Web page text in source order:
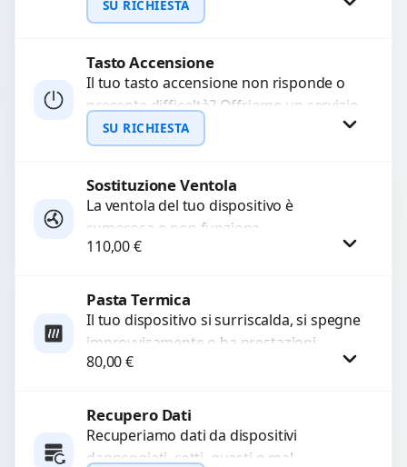
di sostituzione professionale utilizzando
ricambi di alta qualità garantiti...
SU RICHIESTA
Richiedi Preventivo
WhatsApp
Tasto Accensione
Il tuo tasto accensione non risponde o
presenta difficoltà? Offriamo un servizio
professionale di riparazione o
sostituzione utilizzando componenti di...
SU RICHIESTA
Richiedi Preventivo
Sostituzione Ventola
La ventola del tuo dispositivo è
rumorosa o non funziona
correttamente? Offriamo la sostituzione
garantiti...
110,00€
Procedi
Pasta Termica
Il tuo dispositivo si surriscalda, si spegne
improvvisamente o ha prestazioni
rallentate a causa di polvere o pasta
80,00€
Procedi
Recupero Dati
Recuperiamo dati da dispositivi
danneggiati, rotti, guasti o mal